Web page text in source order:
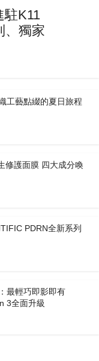
駐K11
、獨家
工藝點綴的夏日旅程
修護面膜 四大成分喚
PDRN全新系列
最輕巧即影即有
3全面升級